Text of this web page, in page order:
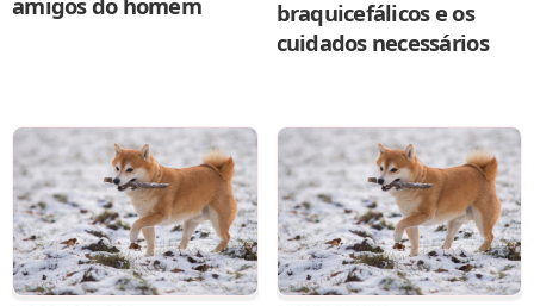
braquicefálicos e os
cuidados necessários